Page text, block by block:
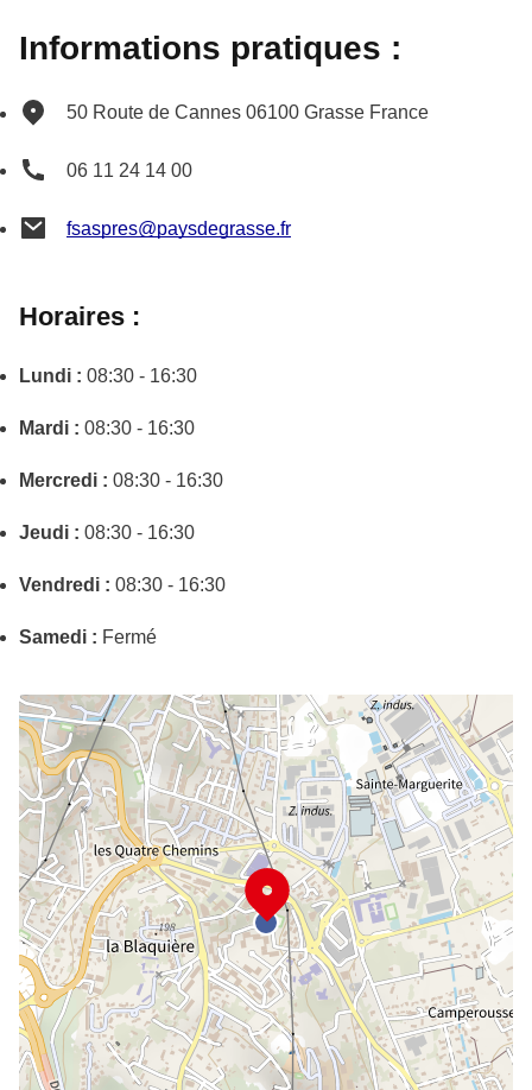
Informations pratiques :
50 Route de Cannes 06100 Grasse France
06 11 24 14 00
fsaspres@paysdegrasse.fr
Horaires :
Lundi : 08:30 - 16:30
Mardi : 08:30 - 16:30
Mercredi : 08:30 - 16:30
Jeudi : 08:30 - 16:30
Vendredi : 08:30 - 16:30
Samedi : Fermé